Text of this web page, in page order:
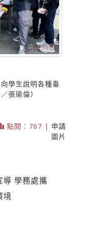
學生說明各種毒
張瑜倫）
點閱：767 | 申請
圖片
導 學務處攜
境